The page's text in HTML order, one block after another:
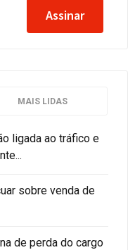
MAIS LIDAS
ligada ao tráfico e
sobre venda de
de perda do cargo